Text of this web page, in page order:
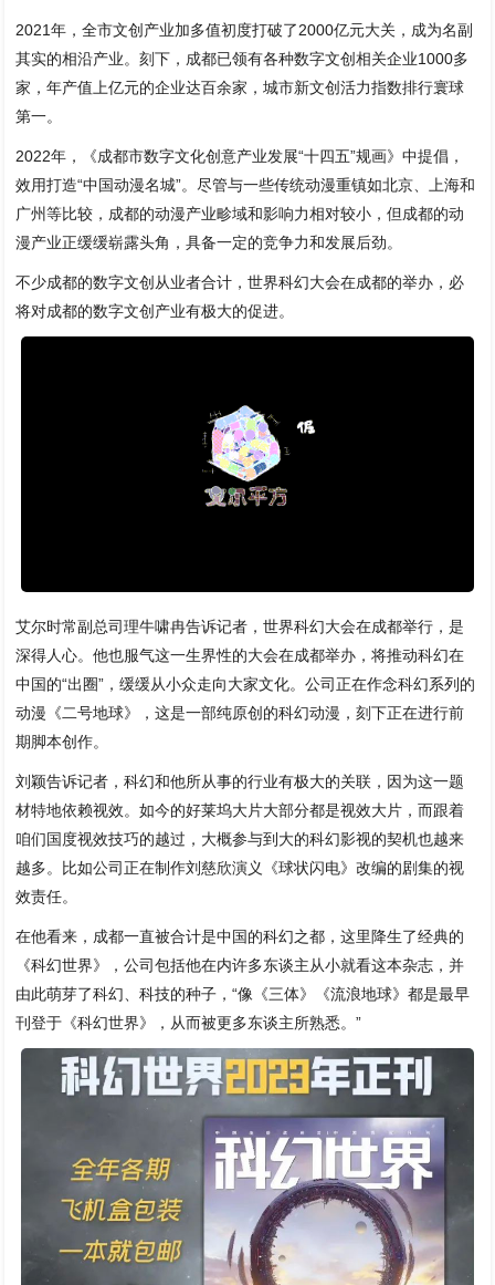
2021年，全市文创产业加多值初度打破了2000亿元大关，成为名副
其实的相沿产业。刻下，成都已领有各种数字文创相关企业1000多
家，年产值上亿元的企业达百余家，城市新文创活力指数排行寰球
第一。
2022年，《成都市数字文化创意产业发展“十四五”规画》中提倡，
效用打造“中国动漫名城”。尽管与一些传统动漫重镇如北京、上海和
广州等比较，成都的动漫产业畛域和影响力相对较小，但成都的动
漫产业正缓缓崭露头角，具备一定的竞争力和发展后劲。
不少成都的数字文创从业者合计，世界科幻大会在成都的举办，必
将对成都的数字文创产业有极大的促进。
艾尔时常副总司理牛啸冉告诉记者，世界科幻大会在成都举行，是
深得人心。他也服气这一生界性的大会在成都举办，将推动科幻在
中国的“出圈”，缓缓从小众走向大家文化。公司正在作念科幻系列的
动漫《二号地球》，这是一部纯原创的科幻动漫，刻下正在进行前
期脚本创作。
刘颖告诉记者，科幻和他所从事的行业有极大的关联，因为这一题
材特地依赖视效。如今的好莱坞大片大部分都是视效大片，而跟着
咱们国度视效技巧的越过，大概参与到大的科幻影视的契机也越来
越多。比如公司正在制作刘慈欣演义《球状闪电》改编的剧集的视
效责任。
在他看来，成都一直被合计是中国的科幻之都，这里降生了经典的
《科幻世界》，公司包括他在内许多东谈主从小就看这本杂志，并
由此萌芽了科幻、科技的种子，“像《三体》《流浪地球》都是最早
刊登于《科幻世界》，从而被更多东谈主所熟悉。”